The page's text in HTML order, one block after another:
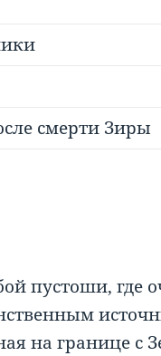
смерти Зиры
пустоши, где
на границе с